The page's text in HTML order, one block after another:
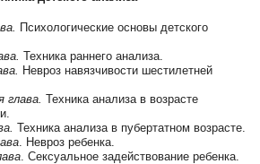
Психологические основы детского
Техника раннего анализа.
Невроз навязчивости шестилетней
Техника анализа в возрасте
Техника анализа в пубертатном возрасте.
. Невроз ребенка.
. Сексуальное задействование ребенка.